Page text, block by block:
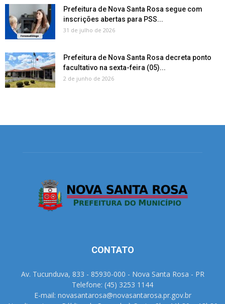
Prefeitura de Nova Santa Rosa segue com
inscrições abertas para PSS...
31 de julho de 2026
Prefeitura de Nova Santa Rosa decreta ponto
facultativo na sexta-feira (05)...
2 de junho de 2026
CONTATO
Av. Tucunduva, 833 - 85930-000 - Nova Santa Rosa - PR
Telefone: (45) 3253 1144
E-mail: novasantarosa@novasantarosa.pr.gov.br